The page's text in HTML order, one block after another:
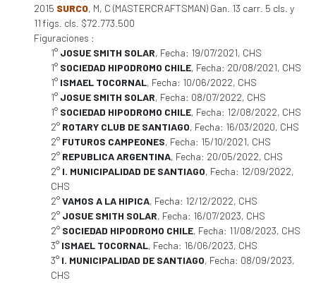
2015 SURCO, M, C (MASTERCRAFTSMAN) Gan. 13 carr. 5 cls. y
11 figs. cls. $72.773.500
Figuraciones :
1° JOSUE SMITH SOLAR, Fecha: 19/07/2021, CHS
1° SOCIEDAD HIPODROMO CHILE, Fecha: 20/08/2021, CHS
1° ISMAEL TOCORNAL, Fecha: 10/06/2022, CHS
1° JOSUE SMITH SOLAR, Fecha: 08/07/2022, CHS
1° SOCIEDAD HIPODROMO CHILE, Fecha: 12/08/2022, CHS
2° ROTARY CLUB DE SANTIAGO, Fecha: 16/03/2020, CHS
2° FUTUROS CAMPEONES, Fecha: 15/10/2021, CHS
2° REPUBLICA ARGENTINA, Fecha: 20/05/2022, CHS
2° I. MUNICIPALIDAD DE SANTIAGO, Fecha: 12/09/2022,
CHS
2°VAMOS A LA HIPICA, Fecha: 12/12/2022, CHS
2° JOSUE SMITH SOLAR, Fecha: 16/07/2023, CHS
2° SOCIEDAD HIPODROMO CHILE, Fecha: 11/08/2023, CHS
3° ISMAEL TOCORNAL, Fecha: 16/06/2023, CHS
3° I. MUNICIPALIDAD DE SANTIAGO, Fecha: 08/09/2023,
CHS